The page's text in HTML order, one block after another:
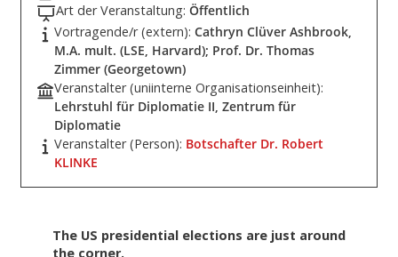
Art der Veranstaltung: Öffentlich
Vortragende/r (extern): Cathryn Clüver Ashbrook,
M.A. mult. (LSE, Harvard); Prof. Dr. Thomas
Zimmer (Georgetown)
Veranstalter (uniinterne Organisationseinheit):
Lehrstuhl für Diplomatie II, Zentrum für
Diplomatie
Veranstalter (Person): Botschafter Dr. Robert
KLINKE
The US presidential elections are just around
the corner.